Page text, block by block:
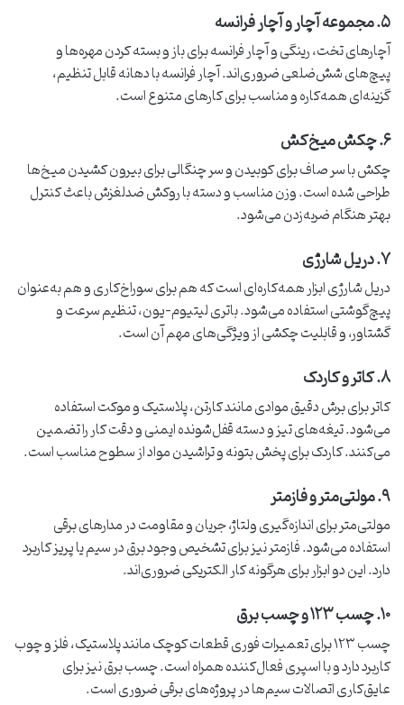
۵. مجموعه آچار و آچار فرانسه
آچارهای تخت، رینگی و آچار فرانسه برای باز و بسته کردن مهره‌ها و
پیچ‌های شش‌ضلعی ضروری‌اند. آچار فرانسه با دهانه قابل تنظیم،
گزینه‌ای همه‌کاره و مناسب برای کارهای متنوع است.
۶. چکش میخ‌کش
چکش با سر صاف برای کوبیدن و سر چنگالی برای بیرون کشیدن میخ‌ها
طراحی شده است. وزن مناسب و دسته با روکش ضدلغزش باعث کنترل
بهتر هنگام ضربه‌زدن می‌شود.
۷. دریل شارژی
دریل شارژی ابزار همه‌کاره‌ای است که هم برای سوراخ‌کاری و هم به‌عنوان
پیچ‌گوشتی استفاده می‌شود. باتری لیتیوم-یون، تنظیم سرعت و
گشتاور، و قابلیت چکشی از ویژگی‌های مهم آن است.
۸. کاتر و کاردک
کاتر برای برش دقیق موادی مانند کارتن، پلاستیک و موکت استفاده
می‌شود. تیغه‌های تیز و دسته قفل‌شونده ایمنی و دقت کار را تضمین
می‌کنند. کاردک برای پخش بتونه و تراشیدن مواد از سطوح مناسب است.
۹. مولتی‌متر و فازمتر
مولتی‌متر برای اندازه‌گیری ولتاژ، جریان و مقاومت در مدارهای برقی
استفاده می‌شود. فازمتر نیز برای تشخیص وجود برق در سیم یا پریز کاربرد
دارد. این دو ابزار برای هرگونه کار الکتریکی ضروری‌اند.
۱۰. چسب ۱۲۳ و چسب برق
چسب ۱۲۳ برای تعمیرات فوری قطعات کوچک مانند پلاستیک، فلز و چوب
کاربرد دارد و با اسپری فعال‌کننده همراه است. چسب برق نیز برای
عایق‌کاری اتصالات سیم‌ها در پروژه‌های برقی ضروری است.